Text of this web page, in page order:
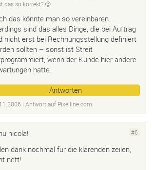
das so korrekt? 😉
das könnte man so vereinbaren.
sind das alles Dinge, die bei Auftrag
nicht erst bei Rechnungsstellung definiert
sollten – sonst ist Streit
wenn der Kunde hier andere
hatte.
Antworten
| Antwort auf Pixelline.com
#6
nicola!
dank nochmal für die klärenden zeilen,
nett!